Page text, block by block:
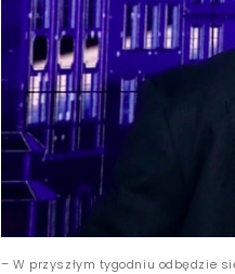
– W przyszłym tygodniu odbędzie